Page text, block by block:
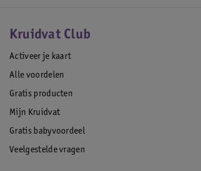
Kruidvat Club
Activeer je kaart
Alle voordelen
Gratis producten
Mijn Kruidvat
Gratis babyvoordeel
Veelgestelde vragen